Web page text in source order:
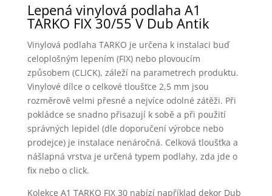
Lepená vinylová podlaha A1
TARKO FIX 30/55 V Dub Antik
Vinylová podlaha TARKO je určena k instalaci buď
celoplošným lepením (FIX) nebo plovoucím
způsobem (CLICK), záleží na parametrech produktu.
Vinylové dílce o celkové tloušťce 2,5 mm jsou
rozměrově velmi přesné a nejvíce odolné zátěži. Při
pokládce se snadno přisazují k sobě a při použití
správných lepidel (dle doporučení výrobce nebo
prodejce) je instalace nenáročná. Celková tloušťka a
nášlapná vrstva je určená typem podlahy, zda jde o
fix nebo o click.
Kolekce A1 TARKO FIX 30 nabízí například dekor Dub